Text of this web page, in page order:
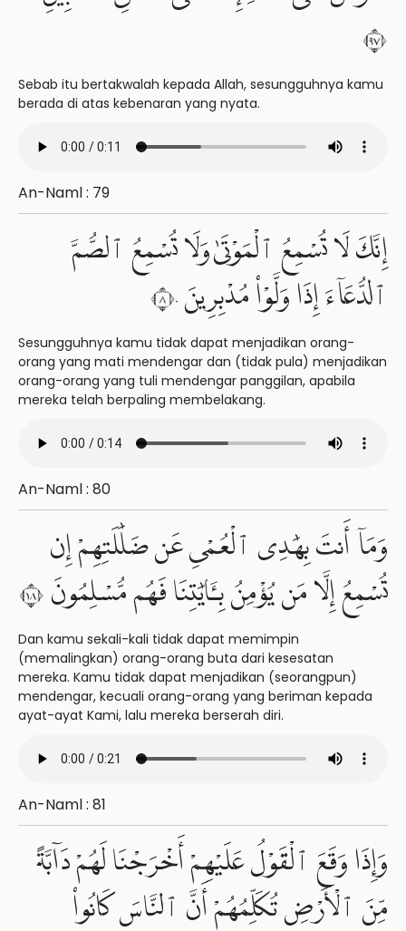
٧٩
Sebab itu bertakwalah kepada Allah, sesungguhnya kamu
berada di atas kebenaran yang nyata.
An-Naml : 79
إِنَّكَ لَا تُسْمِعُ ٱلْمَوْتَىٰ وَلَا تُسْمِعُ ٱلصُّمَّ
ٱلدُّعَآءَ إِذَا وَلَّوْا۟ مُدْبِرِينَ ٨٠
Sesungguhnya kamu tidak dapat menjadikan orang-
orang yang mati mendengar dan (tidak pula) menjadikan
orang-orang yang tuli mendengar panggilan, apabila
mereka telah berpaling membelakang.
An-Naml : 80
وَمَآ أَنتَ بِهَٰدِى ٱلْعُمْىِ عَن ضَلَٰلَتِهِمْ إِن
تُسْمِعُ إِلَّا مَن يُؤْمِنُ بِـَٔايَٰتِنَا فَهُم مُّسْلِمُونَ ٨١
Dan kamu sekali-kali tidak dapat memimpin
(memalingkan) orang-orang buta dari kesesatan
mereka. Kamu tidak dapat menjadikan (seorangpun)
mendengar, kecuali orang-orang yang beriman kepada
ayat-ayat Kami, lalu mereka berserah diri.
An-Naml : 81
وَإِذَا وَقَعَ ٱلْقَوْلُ عَلَيْهِمْ أَخْرَجْنَا لَهُمْ دَآبَّةً
مِّنَ ٱلْأَرْضِ تُكَلِّمُهُمْ أَنَّ ٱلنَّاسَ كَانُوا۟